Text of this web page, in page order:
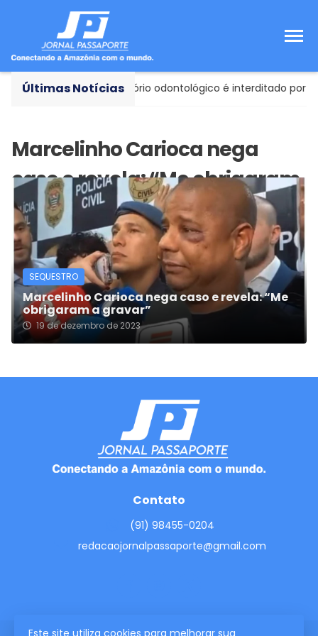
Últimas Notícias
Sanitária - Consultório odontológico é interditado por
SEQUESTRO
Marcelinho Carioca nega caso e revela: “Me
obrigaram a gravar”
19 de dezembro de 2023
Este site utiliza cookies para melhorar sua
Contato
(91) 98455-0204
redacaojornalpassaporte@gmail.com